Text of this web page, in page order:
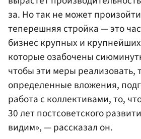
за. Но так не может
теперешняя стройка — это
бизнес крупных и
которые озабочены
чтобы эти меры реализовать,
определенные вложения,
работа с коллективами, то,
30 лет постсоветского
видим», — рассказал он.